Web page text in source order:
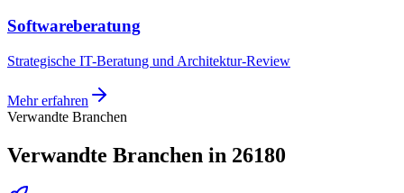
Softwareberatung
Strategische IT-Beratung und Architektur-Review
Mehr erfahren
Verwandte Branchen
Verwandte Branchen in 26180